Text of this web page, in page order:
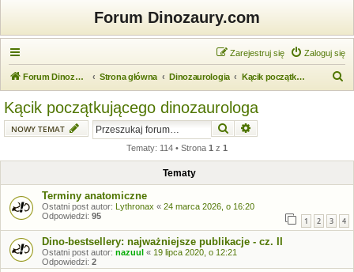
Forum Dinozaury.com
Zaloguj się
Zarejestruj się
Forum Dinozaury.com Strona główna Dinozaurologia Kącik początkującego dinozaurologa
Kącik początkującego dinozaurologa
NOWY TEMAT Szukaj
Tematy: 114 • Strona 1 z 1
Tematy
Terminy anatomiczne
Ostatni post autor: Lythronax « 24 marca 2026, o 16:20
Odpowiedzi: 95 1 2 3 4
Dino-bestsellery: najważniejsze publikacje - cz. II
Ostatni post autor: nazuul « 19 lipca 2020, o 12:21
Odpowiedzi: 2